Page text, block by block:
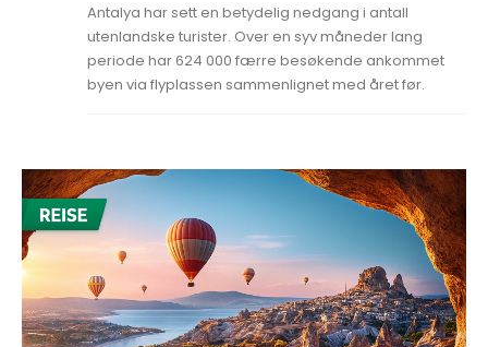
Antalya har sett en betydelig nedgang i antall
utenlandske turister. Over en syv måneder lang
periode har 624 000 færre besøkende ankommet
byen via flyplassen sammenlignet med året før.